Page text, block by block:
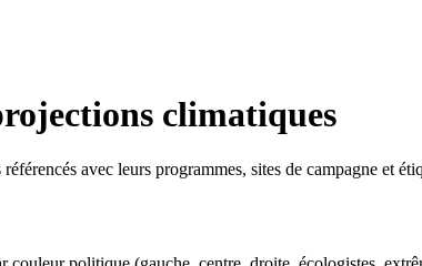
climatiques
avec leurs programmes, sites de campagne et